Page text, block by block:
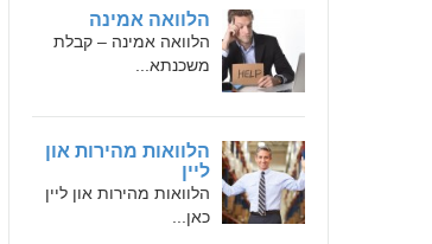
הלוואה אמינה
הלוואה אמינה – קבלת
משכנתא...
הלוואות מהירות און
ליין
הלוואות מהירות און ליין
כאן...